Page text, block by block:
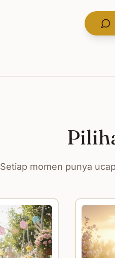
Setiap momen punya